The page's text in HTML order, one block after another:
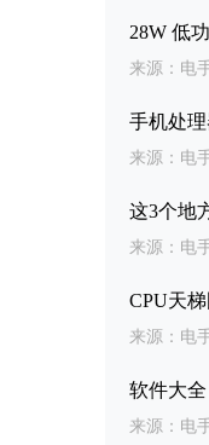
28W 低
来源：电
手机处
来源：电
这3个地
来源：电
CPU天
来源：电
软件大全
来源：电